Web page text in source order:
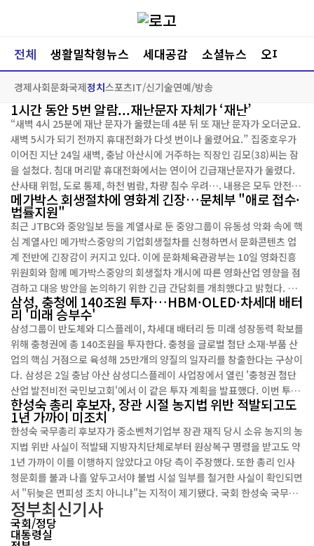
전체 생활밀착형뉴스 세대공감 소셜뉴스 오피니언
경제사회문화국제정치스포츠IT/신기술연예/방송
1시간 동안 5번 알람...재난문자 자체가 ‘재난’
“새벽 4시 25분에 재난 문자가 울렸는데 4분 뒤 또 재난 문자가 오더군요.
새벽 5시가 되기 전까지 휴대전화가 다섯 번이나 울렸어요.” 집중호우가
이어진 지난 24일 새벽, 충남 아산시에 거주하는 직장인 김모(38)씨는 잠
을 설쳤다. 침대 머리맡 휴대전화에서는 연이어 긴급재난문자가 울렸다.
산사태 위험, 도로 통제, 하천 범람, 차량 침수 우려…. 내용은 모두 안전을
위한 안내였지만, 짧은 시간에 같은 지역을 대상으로 수차례 반복되면서
해당 지역 주민들은 잠을 설쳐야 했다....
메가박스 회생절차에 영화계 긴장…문체부 "애로 접수·
법률지원"
최근 JTBC와 중앙일보 등을 계열사로 둔 중앙그룹이 유동성 악화 속에 핵
심 계열사인 메가박스중앙의 기업회생절차를 신청하면서 문화콘텐츠 업
계 전반에 긴장감이 커지고 있다. 이에 문화체육관광부는 10일 영화진흥
위원회와 함께 메가박스중앙의 회생절차 개시에 따른 영화산업 영향을 점
검하고 대응 방안을 논의하기 위한 긴급 간담회를 개최했다고 밝혔다. 이
번 간담회에는 최휘영 문화체육관광부 장관과 한상준 영화진흥위원장을
비롯해 메가박스와 거래 관계가 깊은 배급업계 관계자와 ...
삼성, 충청에 140조원 투자…HBM·OLED·차세대 배터
리 '미래 승부수'
삼성그룹이 반도체와 디스플레이, 차세대 배터리 등 미래 성장동력 확보를
위해 충청권에 총 140조원을 투자한다. 충청을 글로벌 첨단 소재·부품 산
업의 핵심 거점으로 육성해 25만개의 양질의 일자리를 창출한다는 구상이
다. 삼성은 2일 충남 아산 삼성디스플레이 사업장에서 열린 '충청권 첨단
산업 발전비전 국민보고회'에서 이 같은 투자 계획을 발표했다. 이번 투자
의 핵심은 인공지능(AI) 시대를 겨냥한 첨단 제조 역량 강화다. 삼성은 최
첨단 OLED 디스플레이와 고대역폭메모리(HBM) 생...
한성숙 총리 후보자, 장관 시절 농지법 위반 적발되고도
1년 가까이 미조치
한성숙 국무총리 후보자가 중소벤처기업부 장관 재직 당시 소유 농지의 농
지법 위반 사실이 적발돼 지방자치단체로부터 원상복구 명령을 받고도 약
1년 가까이 이를 이행하지 않았다고 야당 측이 주장했다. 또한 총리 인사
청문회를 불과 나흘 앞두고서야 불법 시설 일부를 철거한 사실이 확인되면
서 "뒤늦은 면피성 조치 아니냐"는 지적이 제기됐다. 국회 한성숙 국무총
리 후보자 인사청문특별위원회 소속 국민의힘 김희정 의원(부산 연제구)
이 양평군으로부터 제출받은 자료에 따르면, 양평...
정부최신기사
국회/정당
대통령실